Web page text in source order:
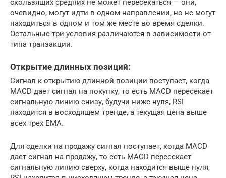
скользящих средних не может пересекаться — они,
очевидно, могут идти в одном направлении, но не могут
находиться в одном и том же месте во время сделки.
Остальные три условия различаются в зависимости от
типа транзакции.
Открытие длинных позиций:
Сигнал к открытию длинной позиции поступает, когда
MACD дает сигнал на покупку, то есть MACD пересекает
сигнальную линию снизу, будучи ниже нуля, RSI
находится в восходящем тренде, а текущая цена выше
всех трех EMA.
Для сделки на продажу сигнал поступает, когда MACD
дает сигнал на продажу, то есть MACD пересекает
сигнальную линию сверху, когда находится выше нуля,